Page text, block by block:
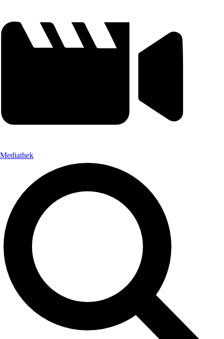
Mediathek